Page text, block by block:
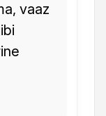
vaaz